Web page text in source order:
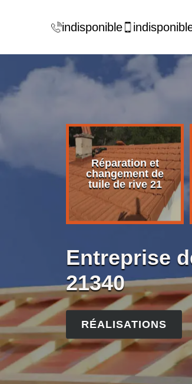
indisponible
de
Réparation et
changement de
tuile de rive 21
Entreprise
21340
RÉALISATIONS